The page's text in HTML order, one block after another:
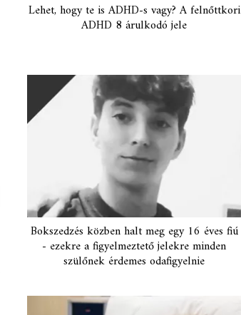
Lehet, hogy te is ADHD-s vagy? A felnőttkori
ADHD 8 árulkodó jele
Bokszedzés közben halt meg egy 16 éves fiú
- ezekre a figyelmeztető jelekre minden
szülőnek érdemes odafigyelnie